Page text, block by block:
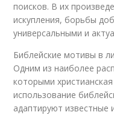
Рождения по
христианской
традиции
Христианская
поисков. В их
искупления, борьбы
универсальными и
Библейские мотивы в
Одним из наиболее
которыми
использование
адаптируют известные